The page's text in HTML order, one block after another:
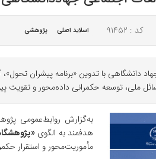
کد : ۹۱۴۵۲ اسلاید اصلی پژوهشی
دانشگاهی با تدوین «برنامه پیشران
ملی، توسعه حکمرانی داده‌محور و
به‌گزارش روابط‌عمومی
هدفمند به الگوی
مأموریت‌محور و استقرار